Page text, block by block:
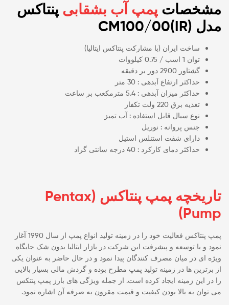
مشخصات پمپ آب بشقابی پنتاکس
مدل (IR)CM100/00
ساخت ایران (با مشارکت پنتاکس ایتالیا)
توان 1 اسب / 0.75 کیلووات
گشتاور 2900 دور بر دقیقه
حداکثر ارتفاع آبدهی : 30 متر
حداکثر میزان آبدهی : 5.4 مترمکعب بر ساعت
تغذیه برق 220 ولت تکفاز
نوع سیال قابل استفاده : آب تمیز
جنس پروانه : نوریل
دارای شفت استنلس استیل
حداکثر دمای کارکرد : 40 درجه سانتی گراد
تاریخچه پمپ پنتاکس (Pentax
Pump)
پمپ پنتاکس فعالیت خود را در زمینه تولید انواع پمپ از سال 1990 آغاز
نمود و با توسعه و پیشرفت این شرکت در بازار ایتالیا بدون شک جایگاه
ویژه ای در میان مصرف کنندگان پیدا نمود و در حال حاضر به عنوان یکی
از برترین ها در زمینه تولید پمپ مطرح بوده و گردش مالی بسیار بالایی
را در این زمینه ایجاد کرده است. از جمله ویژگی های بارز پمپ پنتکس
می توان به بالا بودن کیفیت و قیمت مقرون به صرفه آن اشاره نمود.